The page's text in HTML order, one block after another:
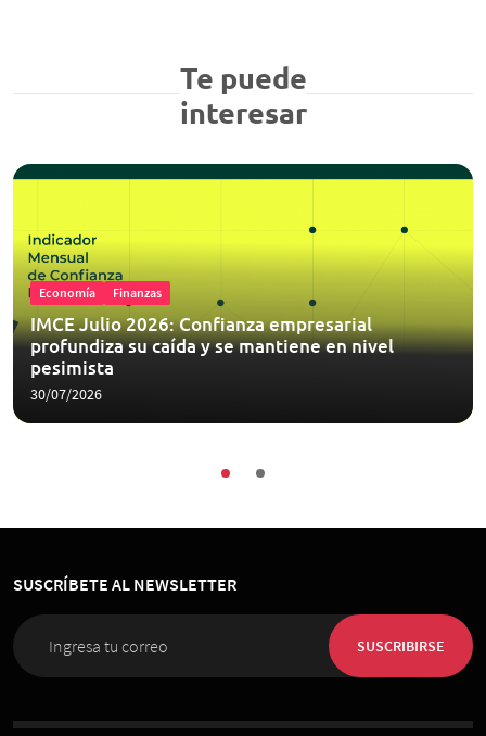
Te puede
interesar
Economía Finanzas
IMCE Julio 2026: Confianza empresarial
profundiza su caída y se mantiene en nivel
pesimista
30/07/2026
SUSCRÍBETE AL NEWSLETTER
SUSCRIBIRSE